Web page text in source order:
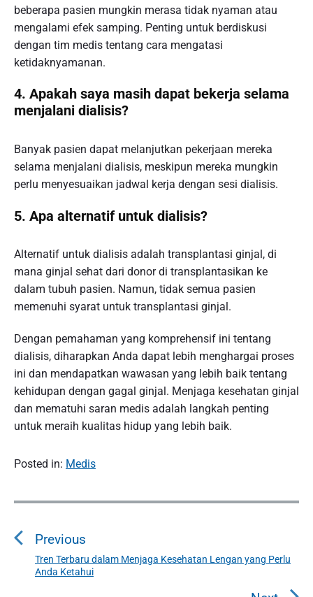
beberapa pasien mungkin merasa tidak nyaman atau
mengalami efek samping. Penting untuk berdiskusi
dengan tim medis tentang cara mengatasi
ketidaknyamanan.
4. Apakah saya masih dapat bekerja selama
menjalani dialisis?
Banyak pasien dapat melanjutkan pekerjaan mereka
selama menjalani dialisis, meskipun mereka mungkin
perlu menyesuaikan jadwal kerja dengan sesi dialisis.
5. Apa alternatif untuk dialisis?
Alternatif untuk dialisis adalah transplantasi ginjal, di
mana ginjal sehat dari donor di transplantasikan ke
dalam tubuh pasien. Namun, tidak semua pasien
memenuhi syarat untuk transplantasi ginjal.
Dengan pemahaman yang komprehensif ini tentang
dialisis, diharapkan Anda dapat lebih menghargai proses
ini dan mendapatkan wawasan yang lebih baik tentang
kehidupan dengan gagal ginjal. Menjaga kesehatan ginjal
dan mematuhi saran medis adalah langkah penting
untuk meraih kualitas hidup yang lebih baik.
Posted in: Medis
P
s
Previous
P
r
Tren Terbaru dalam Menjaga Kesehatan Lengan yang Perlu
Anda Ketahui